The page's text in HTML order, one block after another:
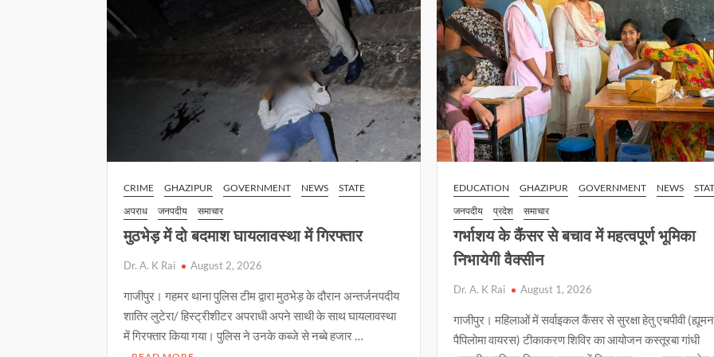
की करोड़ों
सम्पत्ति
कुर्क
शपथ
CRIME GHAZIPUR GOVERNMENT NEWS
STATE
अपराध
जनपदीय समाचार
मुठभेड़ में दो बदमाश घायलावस्था में गिरफ्तार
Dr. A. K Rai August 2, 2026
गाजीपुर। गहमर थाना पुलिस टीम द्वारा मुठभेड़ के दौरान अन्तर्जनपदीय
शातिर लुटेरा/ हिस्ट्रीशीटर अपराधी अपने साथी के साथ घायलावस्था
में गिरफ्तार किया गया। पुलिस ने उनके कब्जे से नब्बे हजार …
EDUCATION GHAZIPUR GOVERNMENT NEWS
जनपदीय
प्रदेश समाचार
गर्भाशय के कैंसर से बचाव में महत्वपूर्ण भूमिका
निभायेगी वैक्सीन
Dr. A. K Rai August 1, 2026
गाजीपुर। महिलाओं में सर्वाइकल कैंसर से सुरक्षा हेतु एचपीवी (ह्यूमन
पैपिलोमा वायरस) टीकाकरण शिविर का आयोजन कस्तूरबा गांधी